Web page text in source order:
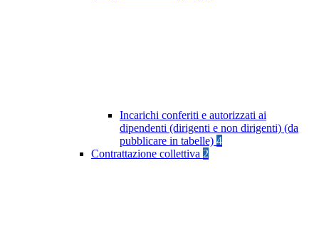
Incarichi conferiti e autorizzati ai
dipendenti (dirigenti e non dirigenti) (da
pubblicare in tabelle) 4
Contrattazione collettiva 2